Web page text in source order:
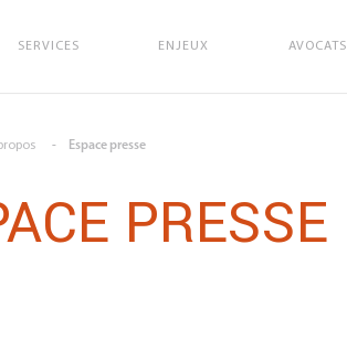
SERVICES ENJEUX AVOCATS
Espace presse
PRESSE